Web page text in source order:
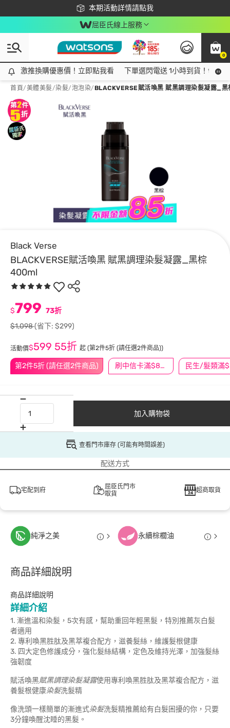
本期活動詳情請點我
下載app最高回饋$350
屈臣氏線上服務
0
激推換購優惠價！立即點我看
激推換購優惠價！立即點我看 下單選閃電送 1小時到貨！領神
首頁/美體美髮/染髮/泡泡染/BLACKVERSE賦活喚黑 賦黑調理染髮凝露_
Black Verse
BLACKVERSE賦活喚黑 賦黑調理染髮凝露_黑棕
400ml
第2件5折 (請任選2件商品) 刷中信卡滿$888送3萬點
$799 73折
$1,098(省下: $299)
活動價$599 55折 起 (第2件5折 (請任選2件商品))
加入購物袋
查看門市庫存 (可能有時間誤差)
配送方式
宅配到府
屈臣氏門市
取貨
超商取貨
純淨之美 永續棕櫚油
商品詳細說明
商品詳細說明
詳細介紹
1. 漸進溫和染髮，5次有感，幫助重回年輕黑髮，特別推薦灰白髮
者適用
2. 專利喚黑胜肽及黑萃複合配方，滋養髮絲，維護髮根健康
3. 四大定色修護成分，強化髮絲結構，定色及維持光澤，加強髮絲
強韌度
賦活喚黑賦黑調理染髮凝露使用專利喚黑胜肽及黑萃複合配方，滋
養髮根健康染髮洗髮精
像洗頭一樣簡單的漸進式染髮洗髮精推薦給有白髮困擾的你，只要
3分鐘喚醒沈睡的黑髮。